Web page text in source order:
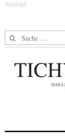
Suche nach: